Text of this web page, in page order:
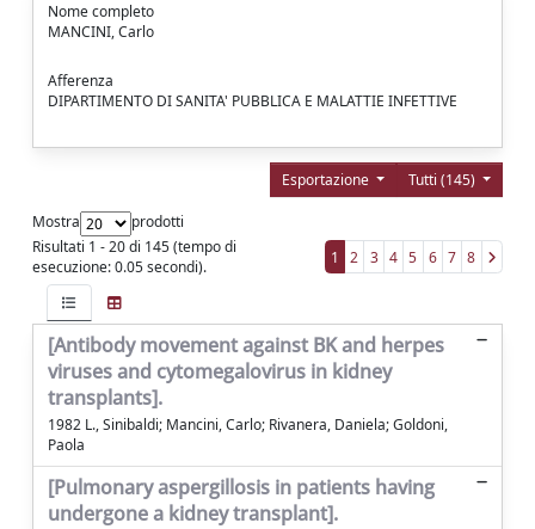
Nome completo
MANCINI, Carlo
Afferenza
DIPARTIMENTO DI SANITA' PUBBLICA E MALATTIE INFETTIVE
Tutti (145)
Esportazione
Mostra
prodotti
Risultati 1 - 20 di 145 (tempo di
esecuzione: 0.05 secondi).
1 2 3 4 5 6 7 8
[Antibody movement against BK and herpes
viruses and cytomegalovirus in kidney
transplants].
1982 L., Sinibaldi; Mancini, Carlo; Rivanera, Daniela; Goldoni,
Paola
[Pulmonary aspergillosis in patients having
undergone a kidney transplant].